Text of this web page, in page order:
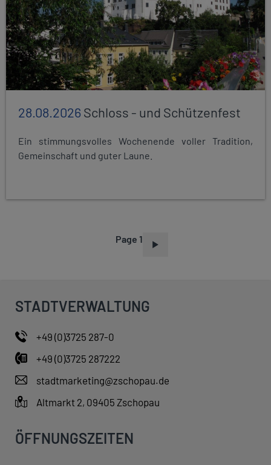
28.08.2026Schloss - und Schützenfest
Ein stimmungsvolles Wochenende voller Tradition,
Gemeinschaft und guter Laune.
Page 1
STADTVERWALTUNG
+49 (0)3725 287-0
+49 (0)3725 287222
stadtmarketing@zschopau.de
Altmarkt 2, 09405 Zschopau
ÖFFNUNGSZEITEN